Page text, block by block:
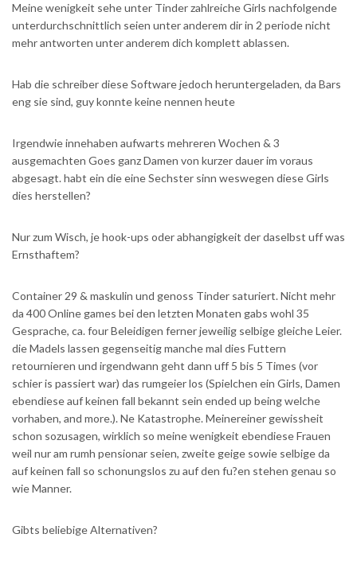
Meine wenigkeit sehe unter Tinder zahlreiche Girls nachfolgende
unterdurchschnittlich seien unter anderem dir in 2 periode nicht
mehr antworten unter anderem dich komplett ablassen.
Hab die schreiber diese Software jedoch heruntergeladen, da Bars
eng sie sind, guy konnte keine nennen heute
Irgendwie innehaben aufwarts mehreren Wochen & 3
ausgemachten Goes ganz Damen von kurzer dauer im voraus
abgesagt. habt ein die eine Sechster sinn weswegen diese Girls
dies herstellen?
Nur zum Wisch, je hook-ups oder abhangigkeit der daselbst uff was
Ernsthaftem?
Container 29 & maskulin und genoss Tinder saturiert. Nicht mehr
da 400 Online games bei den letzten Monaten gabs wohl 35
Gesprache, ca. four Beleidigen ferner jeweilig selbige gleiche Leier.
die Madels lassen gegenseitig manche mal dies Futtern
retournieren und irgendwann geht dann uff 5 bis 5 Times (vor
schier is passiert war) das rumgeier los (Spielchen ein Girls, Damen
ebendiese auf keinen fall bekannt sein ended up being welche
vorhaben, and more.). Ne Katastrophe. Meinereiner gewissheit
schon sozusagen, wirklich so meine wenigkeit ebendiese Frauen
weil nur am rumh pensionar seien, zweite geige sowie selbige da
auf keinen fall so schonungslos zu auf den fu?en stehen genau so
wie Manner.
Gibts beliebige Alternativen?